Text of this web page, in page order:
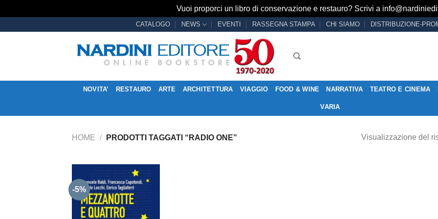
Vuoi proporci un libro di conservazione e restauro? Scrivi a
CATALOGO NEWS EVENTI RASSEGNA STAMPA CHI SIAMO DISTRIBUZIONE-
NOVITA’ RESTAURO ARTE ARCHITETTURA VIAGGIO FOOD & WINE NARRATIVA TEATRO E CINEMA
VARIA
HOME / PRODOTTI TAGGATI “RADIO ONE” Visualizzazione del
-5%
alla lista